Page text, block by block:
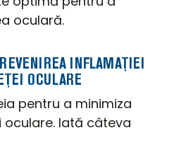
oculară.
INFLAMAȚIEI
OCULARE
pentru a minimiza
Iată câteva